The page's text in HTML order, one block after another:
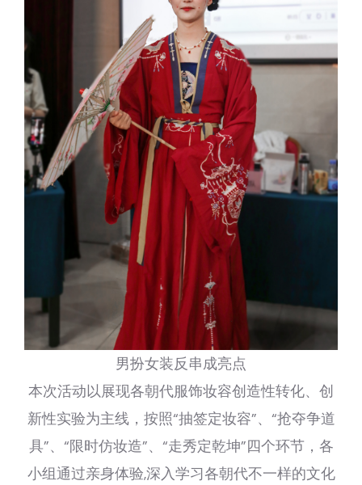
男扮女装反串成亮点
本次活动以展现各朝代服饰妆容创造性转化、创
新性实验为主线，按照“抽签定妆容”、“抢夺争道
具”、“限时仿妆造”、“走秀定乾坤”四个环节，各
小组通过亲身体验,深入学习各朝代不一样的文化